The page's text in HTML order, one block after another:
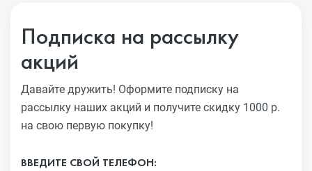
Подписка на рассылку
акций
Давайте дружить! Оформите подписку на
рассылку наших акций и получите скидку 1000 р.
на свою первую покупку!
ВВЕДИТЕ СВОЙ ТЕЛЕФОН: